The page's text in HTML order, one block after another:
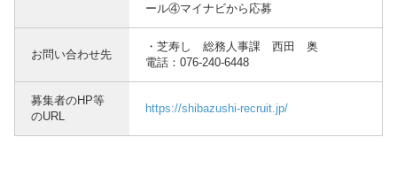
ール④マイナビから応募
お問い合わせ先
・芝寿し 総務人事課 西田 奥
電話：076-240-6448
募集者のHP等
のURL
https://shibazushi-recruit.jp/